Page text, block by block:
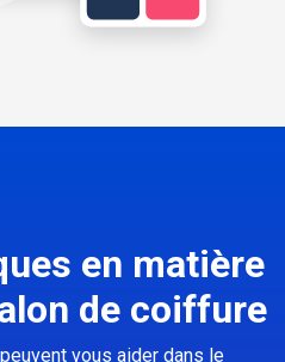
en matière
de coiffure
vous aider dans le